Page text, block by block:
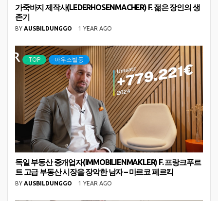
가죽바지 제작사(LEDERHOSENMACHER) F. 젊은 장인의 생
존기
BY AUSBILDUNGGO 1 YEAR AGO
TOP 아우스빌둥
독일 부동산 중개업자(IMMOBILIENMAKLER) F. 프랑크푸르
트 고급 부동산 시장을 장악한 남자 – 마르코 페르킥
BY AUSBILDUNGGO 1 YEAR AGO